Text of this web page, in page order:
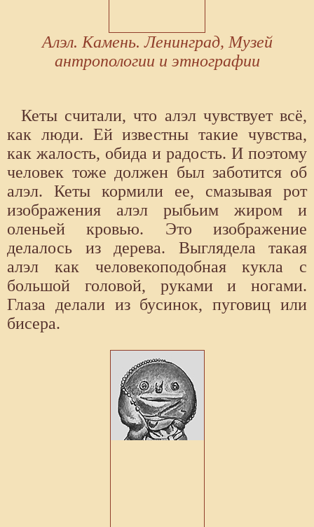
Алэл. Камень. Ленинград, Музей
антропологии и этнографии
Кеты считали, что алэл чувствует всё,
как люди. Ей известны такие чувства,
как жалость, обида и радость. И поэтому
человек тоже должен был заботится об
алэл. Кеты кормили ее, смазывая рот
изображения алэл рыбьим жиром и
оленьей кровью. Это изображение
делалось из дерева. Выглядела такая
алэл как человекоподобная кукла с
большой головой, руками и ногами.
Глаза делали из бусинок, пуговиц или
бисера.